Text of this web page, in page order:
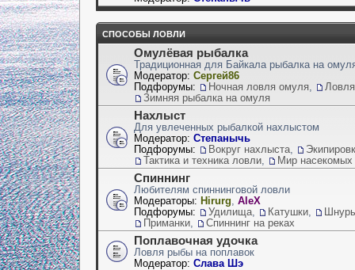
СПОСОБЫ ЛОВЛИ
Омулёвая рыбалка
Традиционная для Байкала рыбалка на
Модератор: Сергей86
Подфорумы:
Ночная ловля омуля
Зимняя рыбалка на омуля
Нахлыст
Для увлеченных рыбалкой нахлыстом
Модератор: Степанычь
Подфорумы:
Вокруг нахлыста
Тактика и техника ловли
Мир насекомых
Спиннинг
Любителям спиннинговой ловли
Модераторы: Hirurg
AleX
Подфорумы:
Удилища Катушки
Приманки
Спиннинг на реках
Поплавочная удочка
Ловля рыбы на поплавок
Модератор: Слава Шэ